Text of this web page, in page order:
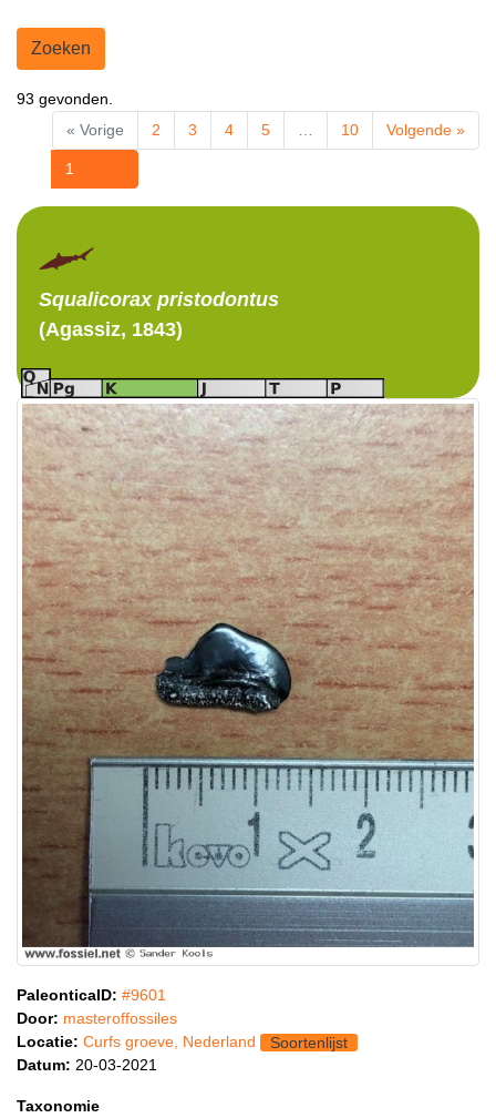
Zoeken
93 gevonden.
« Vorige
1
2 3 4 5 10 Volgende »
Squalicoraxpristodontus
(Agassiz, 1843)
PaleonticaID: #9601
Door: masteroffossiles
Locatie: Curfs groeve, Nederland
Soortenlijst
Datum: 20-03-2021
Taxonomie